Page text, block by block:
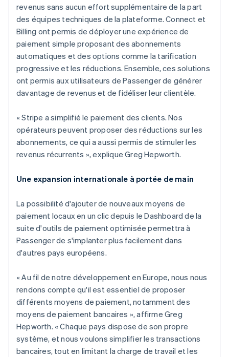
revenus sans aucun effort supplémentaire de la part
des équipes techniques de la plateforme. Connect et
Billing ont permis de déployer une expérience de
paiement simple proposant des abonnements
automatiques et des options comme la tarification
progressive et les réductions. Ensemble, ces solutions
ont permis aux utilisateurs de Passenger de générer
davantage de revenus et de fidéliser leur clientèle.
« Stripe a simplifié le paiement des clients. Nos
opérateurs peuvent proposer des réductions sur les
abonnements, ce qui a aussi permis de stimuler les
revenus récurrents », explique Greg Hepworth.
Une expansion internationale à portée de main
La possibilité d'ajouter de nouveaux moyens de
paiement locaux en un clic depuis le Dashboard de la
suite d'outils de paiement optimisée permettra à
Passenger de s'implanter plus facilement dans
d'autres pays européens.
« Au fil de notre développement en Europe, nous nous
rendons compte qu'il est essentiel de proposer
différents moyens de paiement, notamment des
moyens de paiement bancaires », affirme Greg
Hepworth. « Chaque pays dispose de son propre
système, et nous voulons simplifier les transactions
bancaires, tout en limitant la charge de travail et les